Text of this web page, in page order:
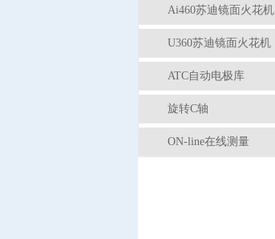
Ai460苏迪镜面火花机
U360苏迪镜面火花机
ATC自动电极库
旋转C轴
ON-line在线测量